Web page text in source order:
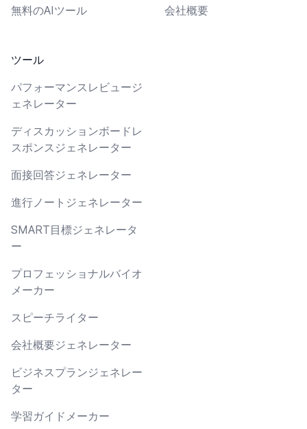
無料のAIツール
ツール
パフォーマンスレビュージ
ェネレーター
ディスカッションボードレ
スポンスジェネレーター
面接回答ジェネレーター
進行ノートジェネレーター
SMART目標ジェネレータ
ー
プロフェッショナルバイオ
メーカー
スピーチライター
会社概要ジェネレーター
ビジネスプランジェネレー
ター
学習ガイドメーカー
会社概要